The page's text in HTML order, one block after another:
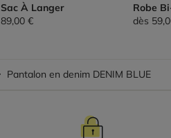
Sac À Langer
89,00 €
Robe
dès
Pantalon en denim DENIM BLUE